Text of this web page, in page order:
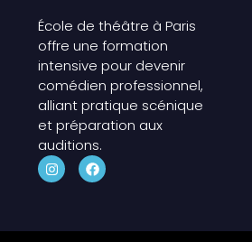
École de théâtre à Paris
offre une formation
intensive pour devenir
comédien professionnel,
alliant pratique scénique
et préparation aux
auditions.